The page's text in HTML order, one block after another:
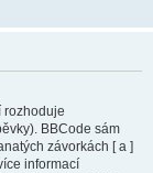
rozhoduje
BBCode sám
závorkách [ a ]
informací